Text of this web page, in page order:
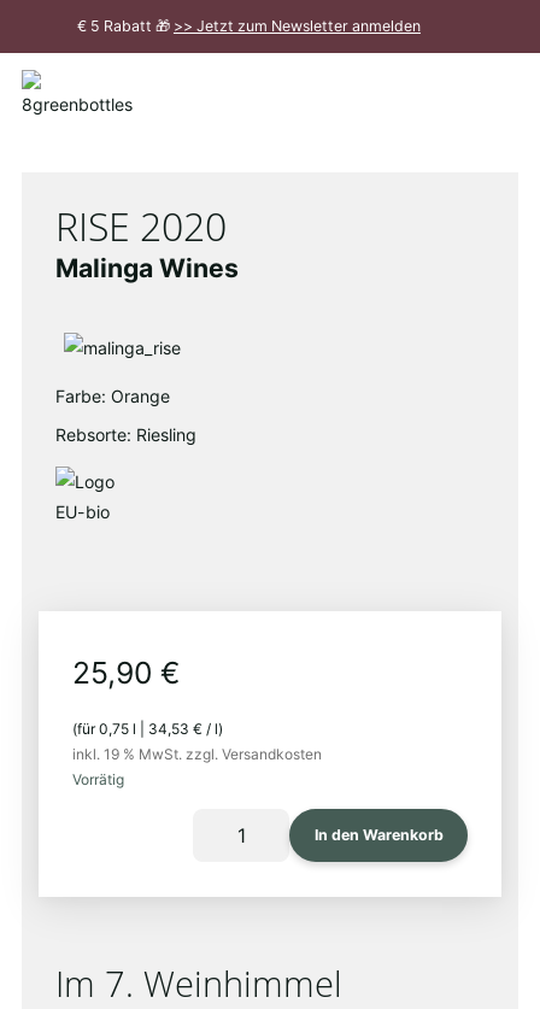
€ 5 Rabatt 🎁 >> Jetzt zum Newsletter anmelden
Meldung
RISE 2020
Malinga Wines
Farbe: Orange
Rebsorte: Riesling
25,90 €
(für0,75 l 34,53 € / l)
inkl. 19 % MwSt. zzgl. Versandkosten
Vorrätig
In den Warenkorb
Im 7. Weinhimmel